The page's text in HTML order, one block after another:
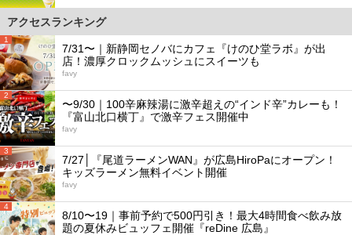
アクセスランキング
1
7/31〜｜新静岡セノバにカフェ『けのひ堂ラボ』が出
店！濃厚クロックムッシュにスイーツも
favy
2
〜9/30｜100辛麻辣湯に激辛超えの“インド辛”カレーも！
『富山北口横丁』で激辛フェス開催中
favy
3
7/27│『尾道ラーメンWAN』が広島HiroPaにオープン！
キッズラーメン無料イベント開催
favy
4
8/10〜19｜事前予約で500円引き！最大4時間食べ飲み放
題の夏休みビュッフェ開催『reDine 広島』